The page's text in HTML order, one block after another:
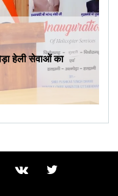
हेली सेवाओं का